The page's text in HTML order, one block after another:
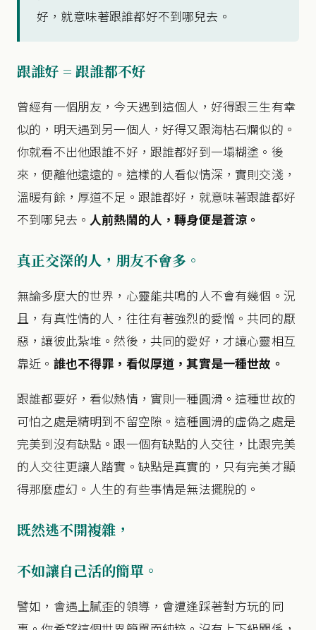
好，就意味著跟誰都好不到哪兒去。
跟誰好 = 跟誰都不好
曾經有一個朋友，今天遇到這個人，好得跟三生有幸
似的，明天遇到另一個人，好得又跟海枯石爛似的。
你就看不出他跟誰不好，跟誰都好到一塌糊塗。後
來，便離他遠遠的。這樣的人看似情深，實則交淺，
溫暖有餘，厚道不足。跟誰都好，就意味著跟誰都好
不到哪兒去。 人前熱鬧的人，轉身便是蒼涼。
真正交深的人，朋友不會多。
無論多麼大的世界，心靈能共鳴的人不會有幾個。況
且，有真性情的人，往往有著強烈的愛憎。共同的厭
惡，讓彼此紮堆。然後，共同的愛好，才讓心靈相互
靠近。 誰也不得罪，看似厚道，其實是一種世故。
跟誰都要好，看似熱情，實則一種圓滑。這種世故的
可怕之處是精明到不留空隙。這種圓滑的虛偽之處是
完美到沒有缺點。跟一個有缺點的人交往，比跟完美
的人交往更讓人踏實。缺點是真實的，只有完美才顯
得那麼虛幻。人生的有些事情是無法擺脫的。
既然逃不開複雜，
不如讓自己活的簡單。
譬如，會遇上膩歪的領導，會遭逢踩著對方玩的同